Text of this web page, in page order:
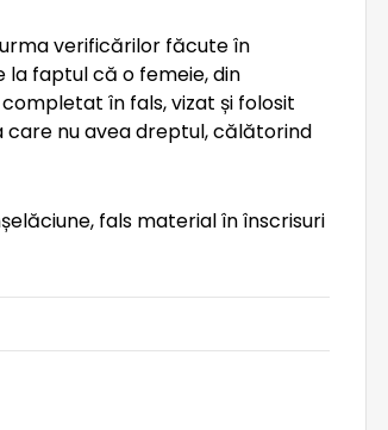
urma verificărilor făcute în
la faptul că o femeie, din
în fals, vizat și folosit
nu avea dreptul, călătorind
fals material în înscrisuri